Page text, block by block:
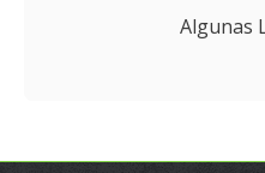
Algunas